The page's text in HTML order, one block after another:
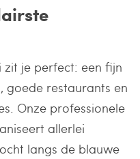
zit je perfect: een fijn
goede restaurants en
Onze professionele
allerlei
langs de blauwe